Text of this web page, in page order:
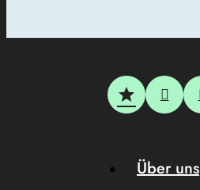
Über uns